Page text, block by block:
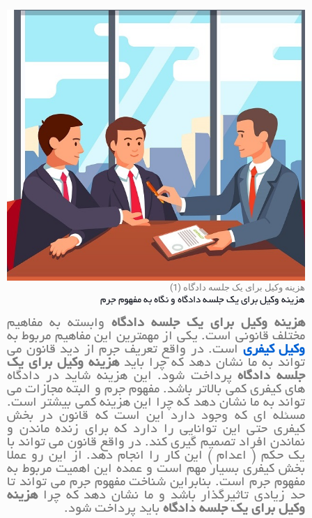
هزینه وکیل برای یک جلسه دادگاه (1)
هزینه وکیل برای یک جلسه دادگاه و نگاه به مفهوم جرم
هزینه وکیل برای یک جلسه دادگاه وابسته به مفاهیم
مختلف قانونی است. یکی از مهمترین این مفاهیم مربوط به
وکیل کیفری است. در واقع تعریف جرم از دید قانون می
تواند به ما نشان دهد که چرا بایدهزینه وکیل برای یک
جلسه دادگاهپرداخت شود. این هزینه شاید در دادگاه
های کیفری کمی بالاتر باشد. مفهوم جرم و البته مجازات می
تواند به ما نشان دهد که چرا این هزینه کمی بیشتر است.
مسئله ای که وجود دارد این است که قانون در بخش
کیفری حتی این توانایی را دارد که برای زنده ماندن و
نماندن افراد تصمیم گیری کند. در واقع قانون می تواند با
یک حکم ( اعدام ) این کار را انجام دهد. از این رو عملا
بخش کیفری بسیار مهم است و عمده این اهمیت مربوط به
مفهوم جرم است. بنابراین شناخت مفهوم جرم می تواند تا
حد زیادی تاثیرگذار باشد و ما نشان دهد که چراهزینه
وکیل برای یک جلسه دادگاه باید پرداخت شود.